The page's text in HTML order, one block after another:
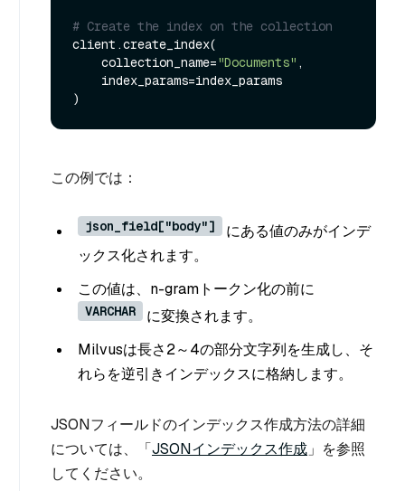
# Create the index on the collection
client.create_index(
    collection_name=
"Documents" ,
この例では：
json_field["body"]
にある値のみがインデ
ックス化されます。
この値は、n-gramトークン化の前に
VARCHAR
に変換されます。
Milvusは長さ2～4の部分文字列を生成し、そ
れらを逆引きインデックスに格納します。
JSONフィールドのインデックス作成方法の詳細
については、「JSONインデックス作成 」を参照
してください。